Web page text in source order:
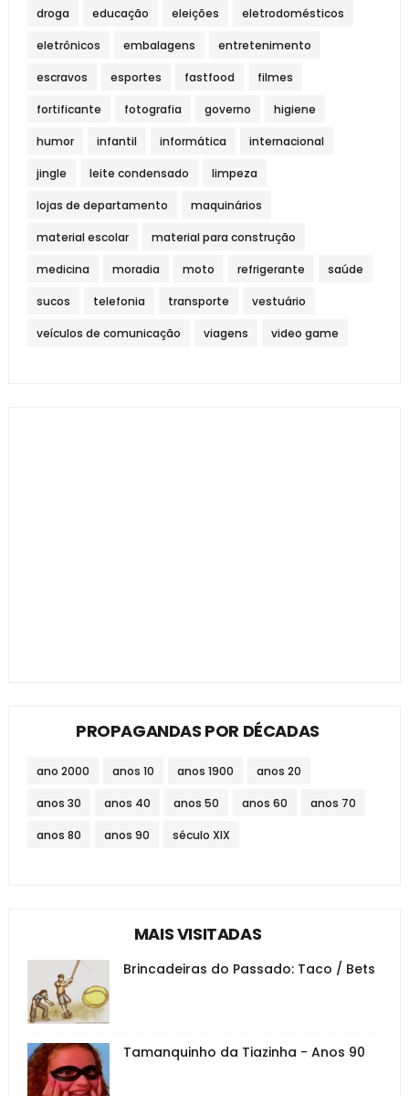
droga educação eleições eletrodomésticos
eletrônicos embalagens entretenimento
escravos esportes fastfood filmes
fortificante fotografia governo higiene
humor infantil informática internacional
jingle leite condensado limpeza
lojas de departamento maquinários
material escolar material para construção
medicina moradia moto refrigerante saúde
sucos telefonia transporte vestuário
veículos de comunicação viagens video game
PROPAGANDAS POR DÉCADAS
ano 2000 anos 10 anos 1900 anos 20
anos 30 anos 40 anos 50 anos 60 anos 70
anos 80 anos 90 século XIX
MAIS VISITADAS
Brincadeiras do Passado: Taco / Bets
Tamanquinho da Tiazinha - Anos 90